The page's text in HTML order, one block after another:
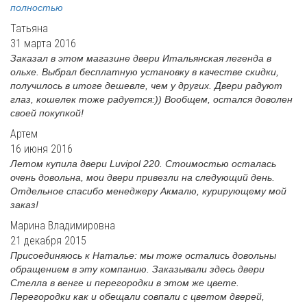
полностью
Татьяна
31 марта 2016
Заказал в этом магазине двери Итальянская легенда в
ольхе. Выбрал бесплатную установку в качестве скидки,
получилось в итоге дешевле, чем у других. Двери радуют
глаз, кошелек тоже радуется:)) Вообщем, остался доволен
своей покупкой!
Артем
16 июня 2016
Летом купила двери Luvipol 220. Стоимостью осталась
очень довольна, мои двери привезли на следующий день.
Отдельное спасибо менеджеру Акмалю, курирующему мой
заказ!
Марина Владимировна
21 декабря 2015
Присоединяюсь к Наталье: мы тоже остались довольны
обращением в эту компанию. Заказывали здесь двери
Стелла в венге и перегородки в этом же цвете.
Перегородки как и обещали совпали с цветом дверей,